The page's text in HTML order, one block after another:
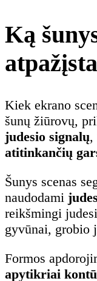
Ką
Kiek ekrano
šunų žiūrovų,
judesio signalų,
atitinkančių
Šunys scenas
naudodami
reikšmingi
gyvūnai, grobio
Formos
apytikriai